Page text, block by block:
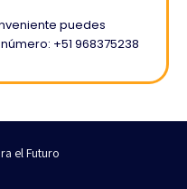
puedes
+51 968375238
el Futuro